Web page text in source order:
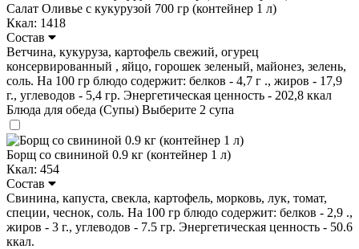
Салат Оливье с кукурузой 700 гр (контейнер 1 л)
Ккал: 1418
Состав
Ветчина, кукуруза, картофель свежий, огурец
консервированный , яйцо, горошек зеленый, майонез, зелень,
соль. На 100 гр блюдо содержит: белков - 4,7 г ., жиров - 17,9
г., углеводов - 5,4 гр. Энергетическая ценность - 202,8 ккал
Блюда для обеда (Супы) Выберите 2 супа
Борщ со свининой 0.9 кг (контейнер 1 л)
Ккал: 454
Состав
Свинина, капуста, свекла, картофель, морковь, лук, томат,
специи, чеснок, соль. На 100 гр блюдо содержит: белков - 2,9 .,
жиров - 3 г., углеводов - 7.5 гр. Энергетическая ценность - 50.6
ккал.